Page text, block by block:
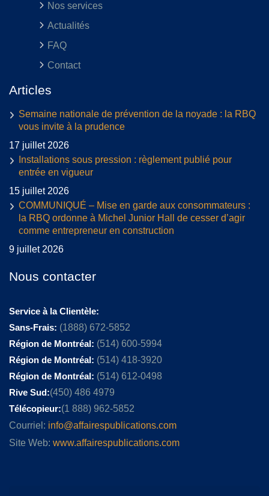
Nos services
Actualités
FAQ
Contact
Articles
Semaine nationale de prévention de la noyade : la RBQ
vous invite à la prudence
17 juillet 2026
Installations sous pression : règlement publié pour
entrée en vigueur
15 juillet 2026
COMMUNIQUÉ – Mise en garde aux consommateurs :
la RBQ ordonne à Michel Junior Hall de cesser d’agir
comme entrepreneur en construction
9 juillet 2026
Nous contacter
Service à la Clientèle:
Sans-Frais: (1888) 672-5852
Région de Montréal: (514) 600-5994
Région de Montréal: (514) 418-3920
Région de Montréal: (514) 612-0498
Rive Sud:(450) 486 4979
Télécopieur:(1 888) 962-5852
Courriel: info@affairespublications.com
Site Web: www.affairespublications.com